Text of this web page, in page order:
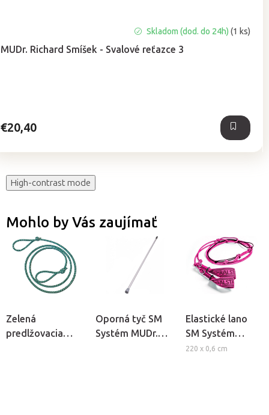
MUDr. Richard Smíšek - Svalové reťazce 3
Skladom (dod. do 24h) (1 ks)
€20,40
High-contrast mode
Mohlo by Vás zaujímať
Zelená
predlžovacia
Oporná tyč SM
Systém MUDr.
Elastické lano
SM Systém
MUDr. Smíšek -
220 x 0,6 cm